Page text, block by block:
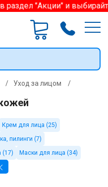
"Акции" и
/ Уход за лицом /
Крем для лица (25)
пилинги (7)
(17)
Маски для лица (34)